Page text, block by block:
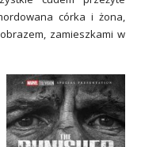
córka i żona,
zamieszkami w